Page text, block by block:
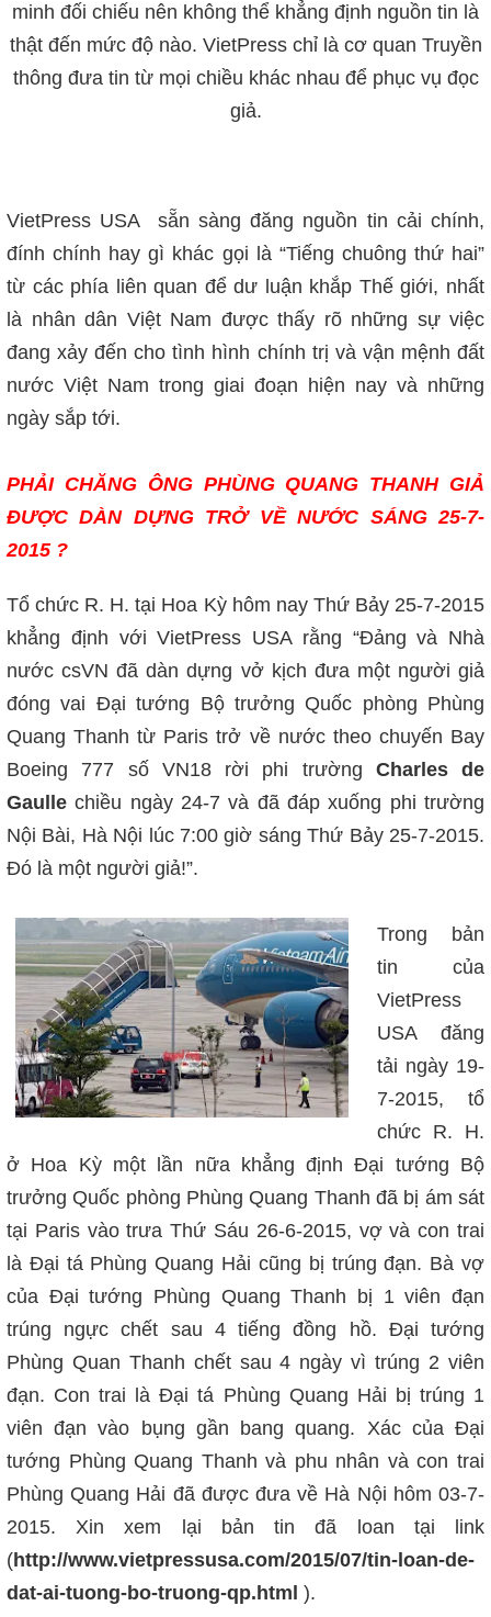
minh đối chiếu nên không thể khẳng định nguồn tin là
thật đến mức độ nào. VietPress chỉ là cơ quan Truyền
thông đưa tin từ mọi chiều khác nhau để phục vụ đọc
giả.
VietPress USA sẵn sàng đăng nguồn tin cải chính,
đính chính hay gì khác gọi là “Tiếng chuông thứ hai”
từ các phía liên quan để dư luận khắp Thế giới, nhất
là nhân dân Việt Nam được thấy rõ những sự việc
đang xảy đến cho tình hình chính trị và vận mệnh đất
nước Việt Nam trong giai đoạn hiện nay và những
ngày sắp tới.
PHẢI CHĂNG ÔNG PHÙNG QUANG THANH GIẢ
ĐƯỢC DÀN DỰNG TRỞ VỀ NƯỚC SÁNG 25-7-
2015 ?
Tổ chức R. H. tại Hoa Kỳ hôm nay Thứ Bảy 25-7-2015
khẳng định với VietPress USA rằng “Đảng và Nhà
nước csVN đã dàn dựng vở kịch đưa một người giả
đóng vai Đại tướng Bộ trưởng Quốc phòng Phùng
Quang Thanh từ Paris trở về nước theo chuyến Bay
Boeing 777 số VN18 rời phi trường Charles de
Gaulle chiều ngày 24-7 và đã đáp xuống phi trường
Nội Bài, Hà Nội lúc 7:00 giờ sáng Thứ Bảy 25-7-2015.
Đó là một người giả!”.
Trong bản
tin của
VietPress
USA đăng
tải ngày 19-
7-2015, tổ
chức R. H.
ở Hoa Kỳ một lần nữa khẳng định Đại tướng Bộ
trưởng Quốc phòng Phùng Quang Thanh đã bị ám sát
tại Paris vào trưa Thứ Sáu 26-6-2015, vợ và con trai
là Đại tá Phùng Quang Hải cũng bị trúng đạn. Bà vợ
của Đại tướng Phùng Quang Thanh bị 1 viên đạn
trúng ngực chết sau 4 tiếng đồng hồ. Đại tướng
Phùng Quan Thanh chết sau 4 ngày vì trúng 2 viên
đạn. Con trai là Đại tá Phùng Quang Hải bị trúng 1
viên đạn vào bụng gần bang quang. Xác của Đại
tướng Phùng Quang Thanh và phu nhân và con trai
Phùng Quang Hải đã được đưa về Hà Nội hôm 03-7-
2015. Xin xem lại bản tin đã loan tại link
(http://www.vietpressusa.com/2015/07/tin-loan-de-
dat-ai-tuong-bo-truong-qp.html ).